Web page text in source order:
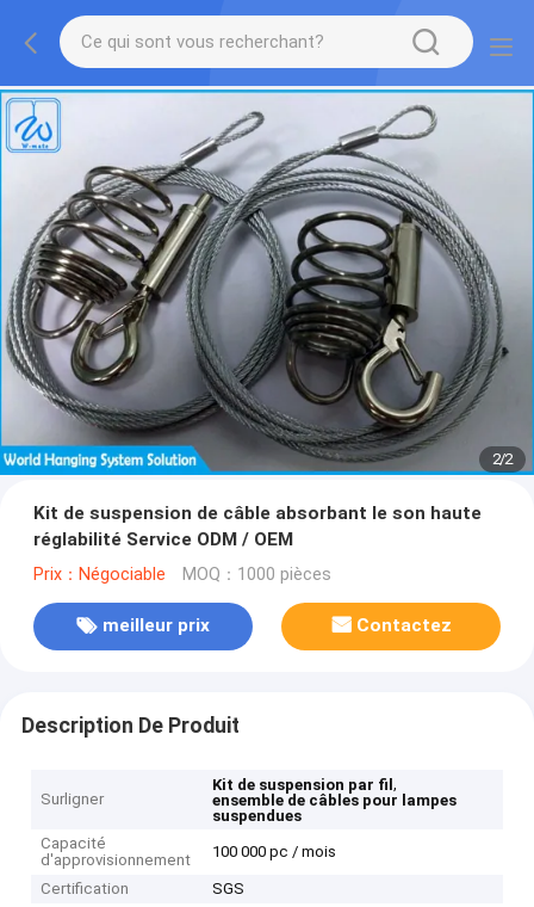
2/2
Kit de suspension de câble absorbant le son haute
réglabilité Service ODM / OEM
Prix：Négociable MOQ：1000 pièces
meilleur prix Contactez
Description De Produit
Surligner
Kit de suspension par fil,
ensemble de câbles pour lampes
suspendues
Capacité
d'approvisionnement
100 000 pc / mois
Certification
SGS